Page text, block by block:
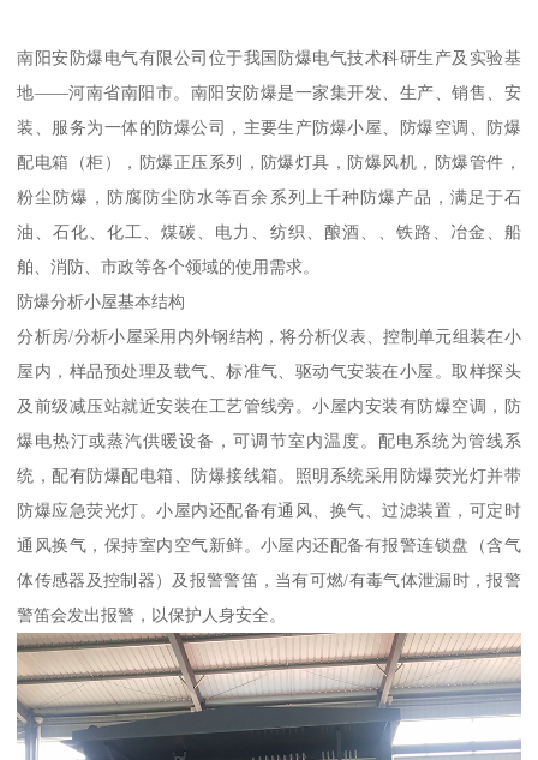
南阳安防爆电气有限公司位于我国防爆电气技术科研生产及实验基
地——河南省南阳市。南阳安防爆是一家集开发、生产、销售、安
装、服务为一体的防爆公司，主要生产防爆小屋、防爆空调、防爆
配电箱（柜），防爆正压系列，防爆灯具，防爆风机，防爆管件，
粉尘防爆，防腐防尘防水等百余系列上千种防爆产品，满足于石
油、石化、化工、煤碳、电力、纺织、酿酒、、铁路、冶金、船
舶、消防、市政等各个领域的使用需求。
防爆分析小屋基本结构
分析房/分析小屋采用内外钢结构，将分析仪表、控制单元组装在小
屋内，样品预处理及载气、标准气、驱动气安装在小屋。取样探头
及前级减压站就近安装在工艺管线旁。小屋内安装有防爆空调，防
爆电热汀或蒸汽供暖设备，可调节室内温度。配电系统为管线系
统，配有防爆配电箱、防爆接线箱。照明系统采用防爆荧光灯并带
防爆应急荧光灯。小屋内还配备有通风、换气、过滤装置，可定时
通风换气，保持室内空气新鲜。小屋内还配备有报警连锁盘（含气
体传感器及控制器）及报警警笛，当有可燃/有毒气体泄漏时，报警
警笛会发出报警，以保护人身安全。